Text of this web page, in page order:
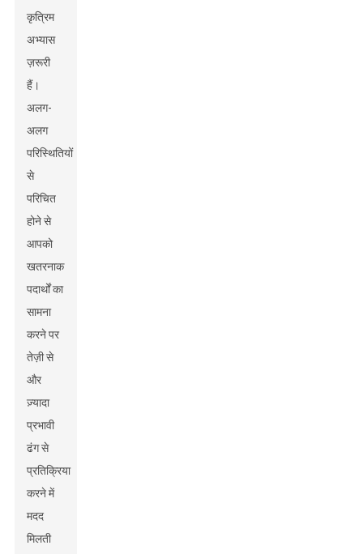
कृत्रिम
अभ्यास
ज़रूरी
हैं।
अलग-
अलग
परिस्थितियों
से
परिचित
होने से
आपको
खतरनाक
पदार्थों का
सामना
करने पर
तेज़ी से
और
ज़्यादा
प्रभावी
ढंग से
प्रतिक्रिया
करने में
मदद
मिलती